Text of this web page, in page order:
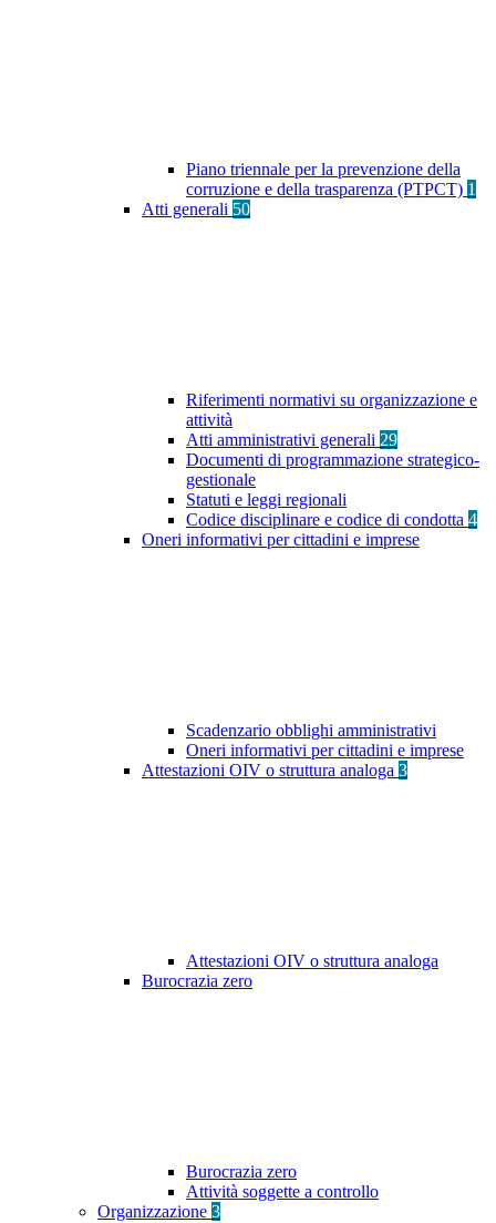
Piano triennale per la prevenzione della
corruzione e della trasparenza (PTPCT) 1
Atti generali 50
Riferimenti normativi su organizzazione e
attività
Atti amministrativi generali 29
Documenti di programmazione strategico-
gestionale
Statuti e leggi regionali
Codice disciplinare e codice di condotta 4
Oneri informativi per cittadini e imprese
Scadenzario obblighi amministrativi
Oneri informativi per cittadini e imprese
Attestazioni OIV o struttura analoga 3
Attestazioni OIV o struttura analoga
Burocrazia zero
Burocrazia zero
Attività soggette a controllo
Organizzazione 3